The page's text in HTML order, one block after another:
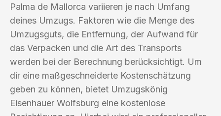
Palma de Mallorca variieren je nach Umfang
deines Umzugs. Faktoren wie die Menge des
Umzugsguts, die Entfernung, der Aufwand für
das Verpacken und die Art des Transports
werden bei der Berechnung berücksichtigt. Um
dir eine maßgeschneiderte Kostenschätzung
geben zu können, bietet Umzugskönig
Eisenhauer Wolfsburg eine kostenlose